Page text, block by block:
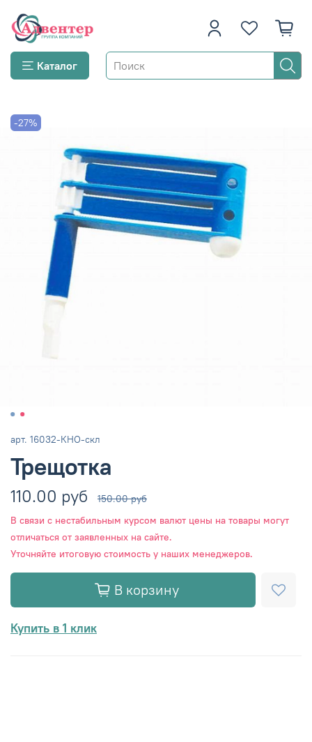
Каталог
-27%
арт. 16032-КНО-скл
Трещотка
110.00 руб 150.00 руб
В связи с нестабильным курсом валют цены на товары могут
отличаться от заявленных на сайте.
Уточняйте итоговую стоимость у наших менеджеров.
В корзину
Купить в 1 клик